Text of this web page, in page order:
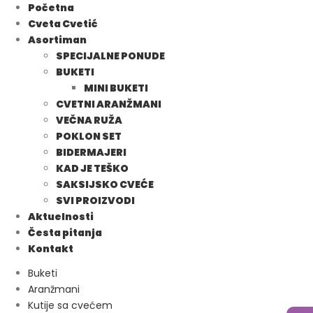
Početna
Cveta Cvetić
Asortiman
SPECIJALNE PONUDE
BUKETI
MINI BUKETI
CVETNI ARANŽMANI
VEČNA RUŽA
POKLON SET
BIDERMAJERI
KAD JE TEŠKO
SAKSIJSKO CVEĆE
SVI PROIZVODI
Aktuelnosti
Česta pitanja
Kontakt
Buketi
Aranžmani
Kutije sa cvećem